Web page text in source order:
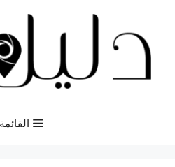
المحتوى
القائمة